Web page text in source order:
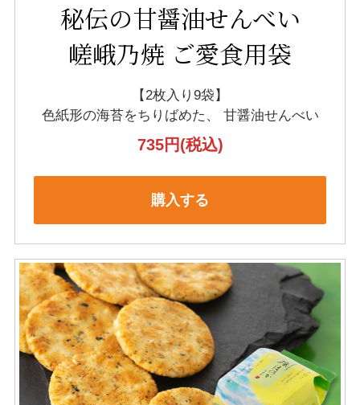
秘伝の甘醤油せんべい
嵯峨乃焼 ご愛食用袋
【2枚入り9袋】
色紙形の海苔をちりばめた、
甘醤油せんべい
735円(税込)
購入する